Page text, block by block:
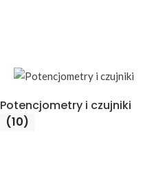
Potencjometry i czujniki
(10)